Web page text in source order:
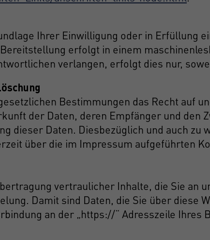
Ihrer Einwilligung oder in Erfüllung
erfolgt in einem
verlangen, erfolgt dies nur,
Bestimmungen das Recht auf
der Daten, deren Empfänger und den
dieser Daten. Diesbezüglich und auch zu
über die im Impressum aufgeführten
vertraulicher Inhalte, die Sie an
Damit sind Daten, die Sie über diese
an der „https://“ Adresszeile Ihres